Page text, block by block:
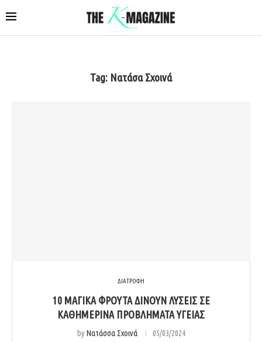
Tag: Νατάσα Σχοινά
ΔΙΑΤΡΟΦΗ
10 ΜΑΓΙΚΑ ΦΡΟΥΤΑ ΔΙΝΟΥΝ ΛΥΣΕΙΣ ΣΕ
ΚΑΘΗΜΕΡΙΝΑ ΠΡΟΒΛΗΜΑΤΑ ΥΓΕΙΑΣ
byΝατάσσα Σχοινά 05/03/2024